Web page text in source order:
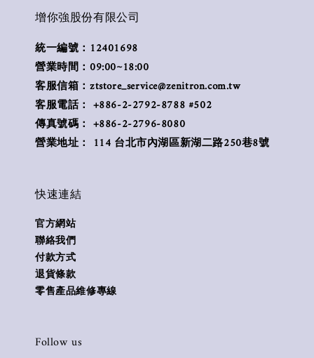
增你強股份有限公司
統一編號：12401698
營業時間：09:00~18:00
客服信箱：ztstore_service@zenitron.com.tw
客服電話： +886-2-2792-8788 #502
傳真號碼： +886-2-2796-8080
營業地址： 114 台北市內湖區新湖二路250巷8號
快速連結
官方網站
聯絡我們
付款方式
退貨條款
零售產品維修專線
Follow us